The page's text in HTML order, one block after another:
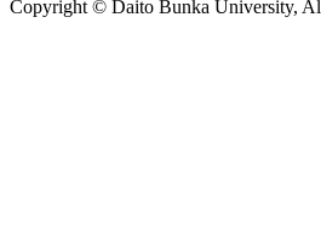
Copyright © Daito Bunka University,